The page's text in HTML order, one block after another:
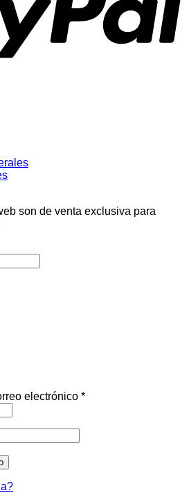
son de venta exclusiva para
electrónico *Obligatorio